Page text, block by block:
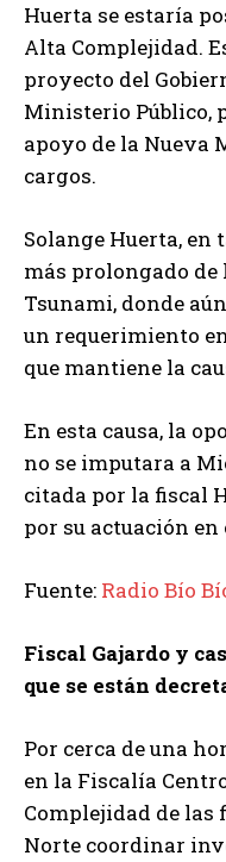
Huerta se estaría
Alta Complejidad.
proyecto del
Ministerio Público,
apoyo de la Nueva
cargos.
Solange Huerta, en
más prolongado de
Tsunami, donde
un requerimiento
que mantiene la
En esta causa, la
no se imputara a
citada por la fiscal
por su actuación en
Fuente: Radio Bío
Fiscal Gajardo y
que se están
Por cerca de una
en la Fiscalía
Complejidad de las
Norte coordinar